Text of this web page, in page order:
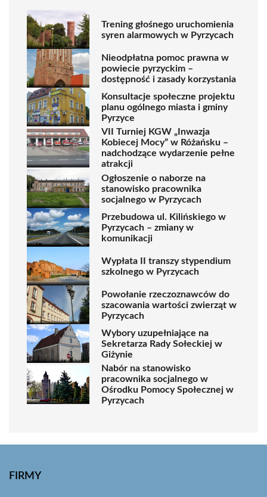
Trening głośnego uruchomienia
syren alarmowych w Pyrzycach
Nieodpłatna pomoc prawna w
powiecie pyrzyckim –
dostępność i zasady korzystania
Konsultacje społeczne projektu
planu ogólnego miasta i gminy
Pyrzyce
VII Turniej KGW „Inwazja
Kobiecej Mocy” w Różańsku –
nadchodzące wydarzenie pełne
atrakcji
Ogłoszenie o naborze na
stanowisko pracownika
socjalnego w Pyrzycach
Przebudowa ul. Kilińskiego w
Pyrzycach – zmiany w
komunikacji
Wypłata II transzy stypendium
szkolnego w Pyrzycach
Powołanie rzeczoznawców do
szacowania wartości zwierząt w
Pyrzycach
Wybory uzupełniające na
Sekretarza Rady Sołeckiej w
Giżynie
Nabór na stanowisko
pracownika socjalnego w
Ośrodku Pomocy Społecznej w
Pyrzycach
FIRMY